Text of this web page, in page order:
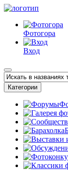
Фотогора
Вход
Категории